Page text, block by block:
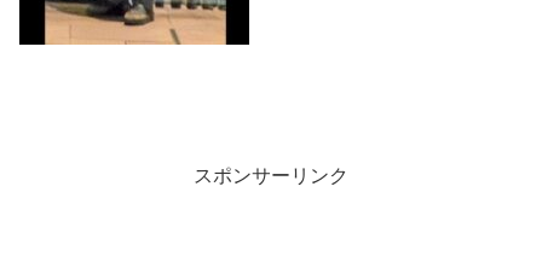
スポンサーリンク